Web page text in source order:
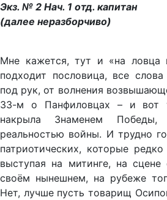
Экз. № 2 Нач. 1 отд. капитан
(далее неразборчиво)
Мне кажется, тут и «на ловца
подходит пословица, все
под рук, от волнения
33-м о Панфиловцах – и вот
накрыла Знаменем Победы,
реальностью войны. И трудно
патриотических, которые
выступая на митинге, на
своём нынешнем, на рубеже
Нет, лучше пусть товарищ